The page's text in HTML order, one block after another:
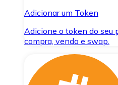
Adicionar um Token
Adicione o token do seu
compra, venda e swap.